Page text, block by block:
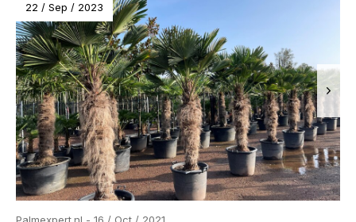
22 / Sep / 2023
Palmexpert.nl - 16 / Oct / 2021